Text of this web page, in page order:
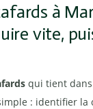
à
vite,
qui tient
: identifier la